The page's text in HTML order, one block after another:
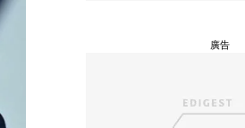
廣告